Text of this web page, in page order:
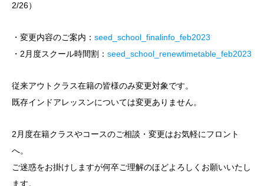
2/26）
・変更内容のご案内： seed_school_finalinfo_feb2023
・2月度スクール時間割： seed_school_renewtimetable_feb2023
従来アウトクラス在籍の皆様のみ変更対象です。
既存インドアレッスンについては変更ありません。
2月度在籍クラスやコースのご相談・変更はお気軽にフロント
へ。
ご迷惑をお掛けしますが何卒ご理解のほどよろしくお願いいたし
ます。